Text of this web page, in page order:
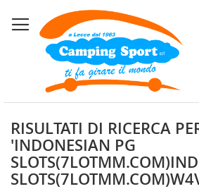
al
contenuto
RISULTATI DI RICERCA
'INDONESIAN PG